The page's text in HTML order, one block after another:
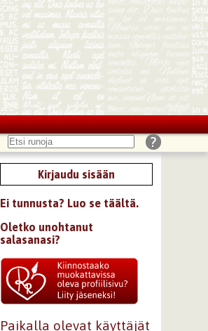
Kirjaudu sisään
Ei tunnusta? Luo se täältä.
Oletko unohtanut
salasanasi?
Paikalla olevat käyttäjät